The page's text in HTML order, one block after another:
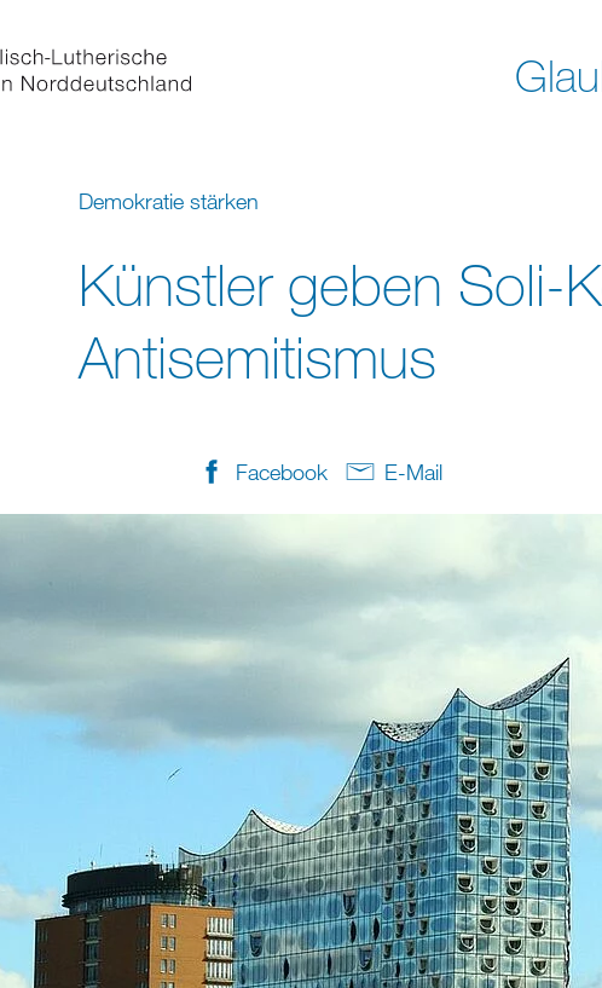
Demokratie stärken
Künstler geben Soli-
Antisemitismus
Facebook E-Mail